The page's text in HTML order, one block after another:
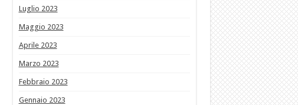
Luglio 2023
Maggio 2023
Aprile 2023
Marzo 2023
Febbraio 2023
Gennaio 2023